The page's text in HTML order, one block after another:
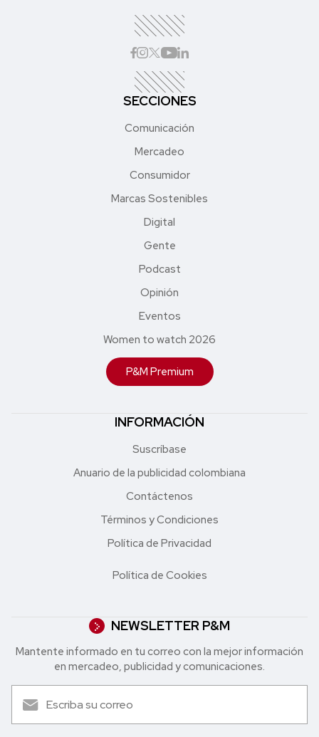
SECCIONES
Comunicación
Mercadeo
Consumidor
Marcas Sostenibles
Digital
Gente
Podcast
Opinión
Eventos
Women to watch 2026
P&M Premium
INFORMACIÓN
Suscríbase
Anuario de la publicidad colombiana
Contáctenos
Términos y Condiciones
Política de Privacidad
Política de Cookies
NEWSLETTER P&M
Mantente informado en tu correo con la mejor in formación
en mercadeo, publicidad y comunicaciones.